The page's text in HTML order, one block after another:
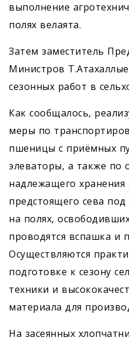
выполнение
полях велаята.
Затем заместитель
Министров
сезонных работ в
Как сообщалось,
меры по
пшеницы с приёмных
элеваторы, а также по
надлежащего хранения
предстоящего сева
на полях,
проводятся вспашка и
Осуществляются
подготовке к сезону
техники и
материала для
На засеянных